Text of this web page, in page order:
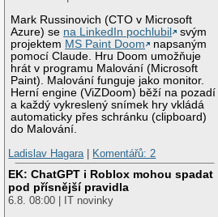
Mark Russinovich (CTO v Microsoft
Azure) se na LinkedIn pochlubil
svým
projektem MS Paint Doom
napsaným
pomocí Claude. Hru Doom umožňuje
hrát v programu Malování (Microsoft
Paint). Malování funguje jako monitor.
Herní engine (ViZDoom) běží na pozadí
a každý vykreslený snímek hry vkládá
automaticky přes schránku (clipboard)
do Malování.
Ladislav Hagara
Komentářů: 2
EK: ChatGPT i Roblox mohou spadat
pod přísnější pravidla
6.8. 08:00 | IT novinky